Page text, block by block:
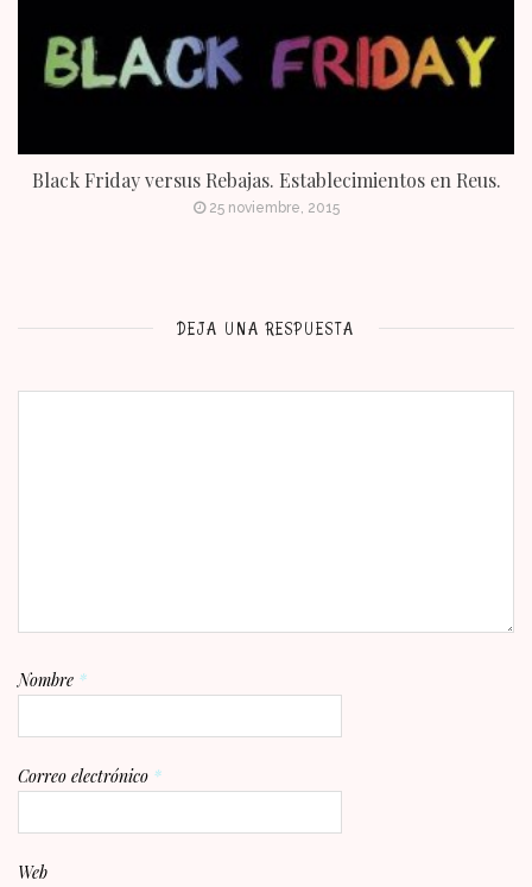
Black Friday versus Rebajas. Establecimientos en Reus.
25 noviembre, 2015
DEJA UNA RESPUESTA
Nombre *
Correo electrónico *
Web